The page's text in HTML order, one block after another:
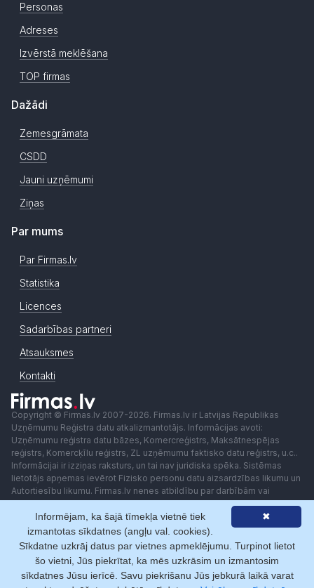
Personas
Adreses
Izvērstā meklēšana
TOP firmas
Dažādi
Zemesgrāmata
CSDD
Jauni uzņēmumi
Ziņas
Par mums
Par Firmas.lv
Statistika
Licences
Sadarbības partneri
Atsauksmes
Kontakti
Copyright © Firmas.lv 2007-2026. Firmas.lv ir Latvijas Republikas
Uzņēmumu Reģistra datu atkalizmantotājs. Informācijas avoti:
Uzņēmumu reģistra datu bāzes, Komercreģistrs, Maksātnespējas
reģistrs, Komercķīlu reģistrs, ZL uzņēmumu faktisko datu reģistrs, u.c..
Informācijai ir izziņas raksturs, un tai nav juridiska spēka. Sistēmas
lietotājs apņemas ievērot Fizisko personu datu aizsardzības likumu un
Autortiesību likumu. Firmas.lv nenes atbildību par darbībām vai
lēmumiem, kas balstīti uz saņemto pakalpojumu. Lietotājam aizliegts
izmantot jebkādas automatizētas sistēmas vai iekārtas (robotus)
piekļuvei sistēmai bez rakstiskas saskaņošanas ar Firmas.lv. Galvenā
redaktore: Ingūna Pempere.
Lietošanas noteikumi
Privātuma politika Norēķini ar
✖
Informējam, ka šajā tīmekļa vietnē tiek
izmantotas sīkdatnes (angļu val. cookies).
Sīkdatne uzkrāj datus par vietnes apmeklējumu. Turpinot lietot
šo vietni, Jūs piekrītat, ka mēs uzkrāsim un izmantosim
sīkdatnes Jūsu ierīcē. Savu piekrišanu Jūs jebkurā laikā varat